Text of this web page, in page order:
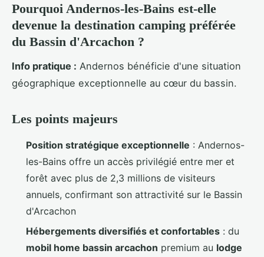
Pourquoi Andernos-les-Bains est-elle
devenue la destination camping préférée
du Bassin d'Arcachon ?
Info pratique : Andernos bénéficie d'une situation
géographique exceptionnelle au cœur du bassin.
Les points majeurs
Position stratégique exceptionnelle : Andernos-
les-Bains offre un accès privilégié entre mer et
forêt avec plus de 2,3 millions de visiteurs
annuels, confirmant son attractivité sur le Bassin
d'Arcachon
Hébergements diversifiés et confortables : du
mobil home bassin arcachon premium au lodge